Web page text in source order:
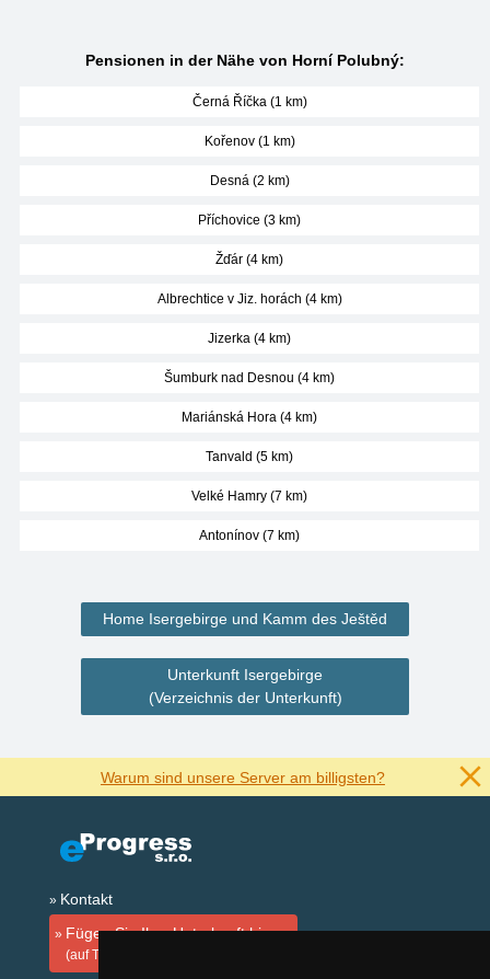
Pensionen in der Nähe von Horní Polubný:
Černá Říčka (1 km)
Kořenov (1 km)
Desná (2 km)
Příchovice (3 km)
Žďár (4 km)
Albrechtice v Jiz. horách (4 km)
Jizerka (4 km)
Šumburk nad Desnou (4 km)
Mariánská Hora (4 km)
Tanvald (5 km)
Velké Hamry (7 km)
Antonínov (7 km)
Home Isergebirge und Kamm des Ještěd
Unterkunft Isergebirge
(Verzeichnis der Unterkunft)
Warum sind unsere Server am billigsten?
Kontakt
Fügen Sie Ihre Unterkunft hinzu
(auf Tschechisch)